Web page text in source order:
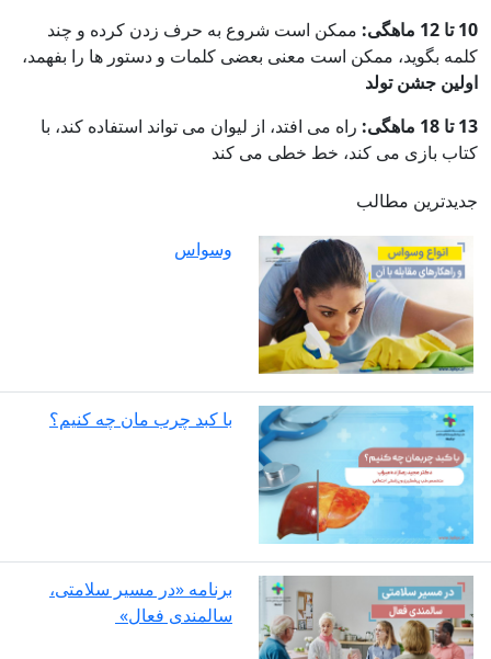
10 تا 12 ماهگی:
ممکن است شروع به حرف زدن کرده و چند
کلمه بگوید، ممکن است معنی بعضی کلمات و دستور ها را بفهمد،
اولین جشن تولد
13 تا 18 ماهگی:
راه می افتد، از لیوان می تواند استفاده کند، با
کتاب بازی می کند، خط خطی می کند
جدیدترین مطالب
وسواس
با کبد چرب مان چه کنیم؟
برنامه «در مسیر سلامتی،
سالمندی فعال»